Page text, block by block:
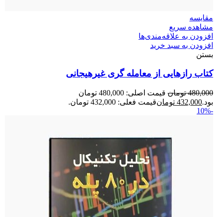
مقایسه
مشاهده سریع
افزودن به علاقه‌مندی‌ها
افزودن به سبد خرید
بستن
کتاب رازهایی از معامله گری غیرهیجانی
480,000 تومان
قیمت اصلی: 480,000 تومان
بود.432,000 تومانقیمت فعلی: 432,000 تومان.
-10%